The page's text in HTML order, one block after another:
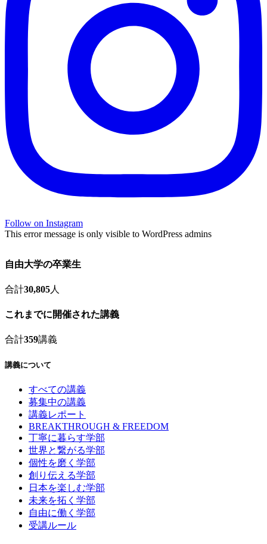
Follow on Instagram
This error message is only visible to WordPress admins
自由大学の卒業生
合計30,805人
これまでに開催された講義
合計359講義
講義について
すべての講義
募集中の講義
講義レポート
BREAKTHROUGH & FREEDOM
丁寧に暮らす学部
世界と繋がる学部
個性を磨く学部
創り伝える学部
日本を楽しむ学部
未来を拓く学部
自由に働く学部
受講ルール